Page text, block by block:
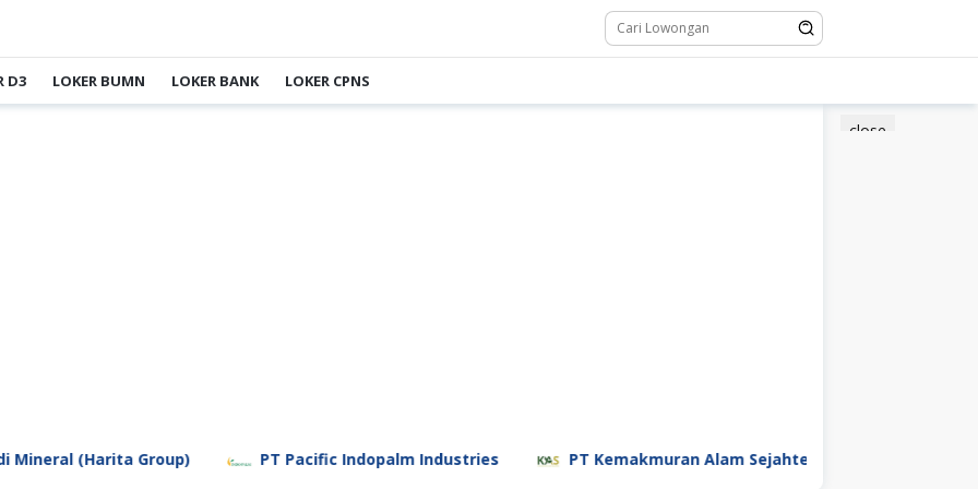
D3 LOKER BUMN LOKER BANK LOKER CPNS
close
Group) PT Pacific Indopalm Industries PT Kemakmuran Alam Sejahtera PT PHC Indonesia